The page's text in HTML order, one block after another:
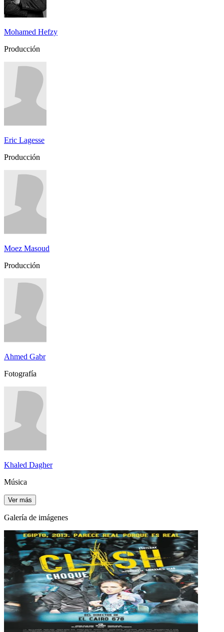
Mohamed Hefzy
Producción
Eric Lagesse
Producción
Moez Masoud
Producción
Ahmed Gabr
Fotografía
Khaled Dagher
Música
Ver más
Galería de imágenes